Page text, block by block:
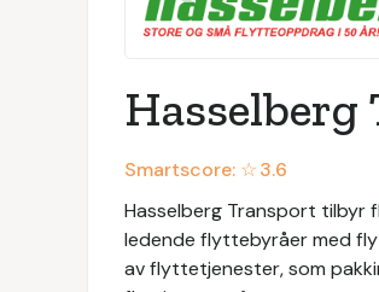
Smartscore: ☆3.6
Hasselberg Transport tilbyr
ledende flyttebyråer med
av flyttetjenester, som